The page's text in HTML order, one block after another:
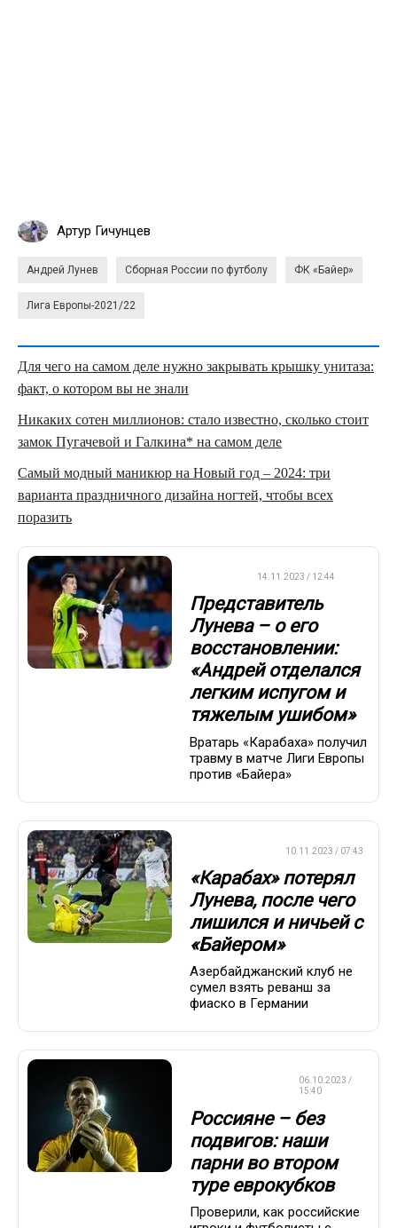
Артур Гичунцев
Андрей Лунев Сборная России по футболу ФК «Байер»
Лига Европы-2021/22
Для чего на самом деле нужно закрывать крышку унитаза:
факт, о котором вы не знали
Никаких сотен миллионов: стало известно, сколько стоит
замок Пугачевой и Галкина* на самом деле
Самый модный маникюр на Новый год – 2024: три
варианта праздничного дизайна ногтей, чтобы всех
поразить
14.11.2023 / 12:44
Представитель
Лунева – о его
восстановлении:
«Андрей отделался
легким испугом и
тяжелым ушибом»
Вратарь «Карабаха» получил
травму в матче Лиги Европы
против «Байера»
10.11.2023 / 07:43
«Карабах» потерял
Лунева, после чего
лишился и ничьей с
«Байером»
Азербайджанский клуб не
сумел взять реванш за
фиаско в Германии
06.10.2023 /
15:40
Россияне – без
подвигов: наши
парни во втором
туре еврокубков
Проверили, как российские